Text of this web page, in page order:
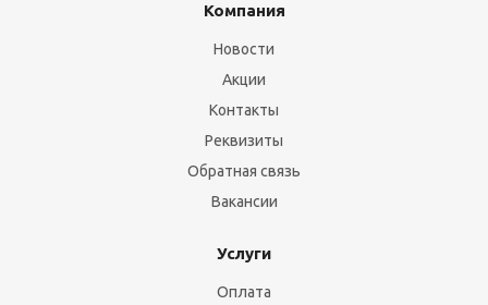
Компания
Новости
Акции
Контакты
Реквизиты
Обратная связь
Вакансии
Услуги
Оплата